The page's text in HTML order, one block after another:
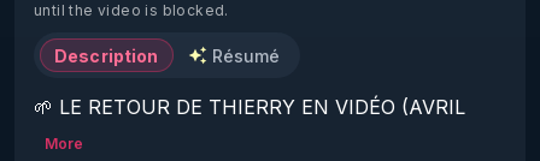
until the video is blocked.
Description Résumé
🌱 LE RETOUR DE THIERRY EN VIDÉO (AVRIL
2022)!
More